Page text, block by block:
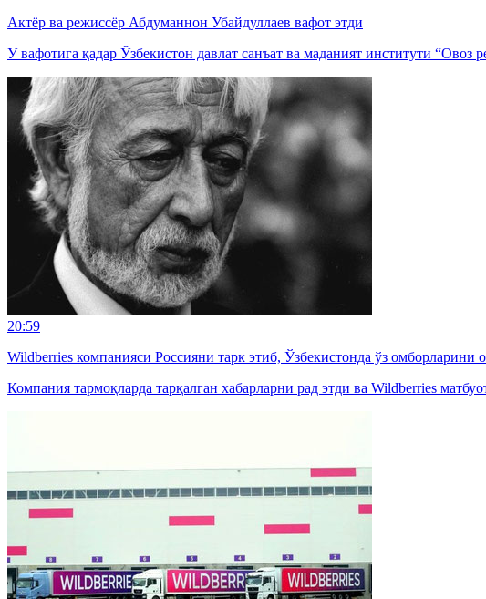
Актёр ва режиссёр Абдуманнон Убайдуллаев вафот этди
У вафотига қадар Ўзбекистон давлат санъат ва маданият институти “Овоз
20:59
Wildberries компанияси Россияни тарк этиб, Ўзбекистонда ўз омборларини
Компания тармоқларда тарқалган хабарларни рад этди ва Wildberries